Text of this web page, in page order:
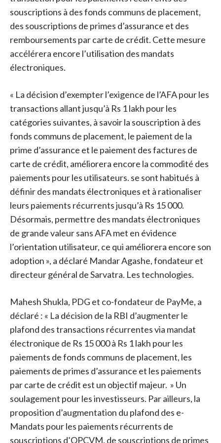
souscriptions à des fonds communs de placement,
des souscriptions de primes d’assurance et des
remboursements par carte de crédit. Cette mesure
accélérera encore l’utilisation des mandats
électroniques.
« La décision d’exempter l’exigence de l’AFA pour les
transactions allant jusqu’à Rs 1 lakh pour les
catégories suivantes, à savoir la souscription à des
fonds communs de placement, le paiement de la
prime d’assurance et le paiement des factures de
carte de crédit, améliorera encore la commodité des
paiements pour les utilisateurs. se sont habitués à
définir des mandats électroniques et à rationaliser
leurs paiements récurrents jusqu’à Rs 15 000.
Désormais, permettre des mandats électroniques
de grande valeur sans AFA met en évidence
l’orientation utilisateur, ce qui améliorera encore son
adoption », a déclaré Mandar Agashe, fondateur et
directeur général de Sarvatra. Les technologies.
Mahesh Shukla, PDG et co-fondateur de PayMe, a
déclaré : « La décision de la RBI d’augmenter le
plafond des transactions récurrentes via mandat
électronique de Rs 15 000 à Rs 1 lakh pour les
paiements de fonds communs de placement, les
paiements de primes d’assurance et les paiements
par carte de crédit est un objectif majeur. » Un
soulagement pour les investisseurs. Par ailleurs, la
proposition d’augmentation du plafond des e-
Mandats pour les paiements récurrents de
souscriptions d’OPCVM, de souscriptions de primes